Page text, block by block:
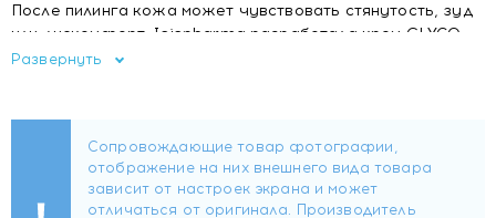
После пилинга кожа может чувствовать стянутость, зуд
или дискомфорт. Isispharma разработала крем GLYCO-
A® Post Peeling Cream со специально разработанной
благодаря своему физиологическому pH. Он продлевает
действие пилинга благодаря восстанавливающим и
реструктурирующим активным ингредиентам.
Развернуть